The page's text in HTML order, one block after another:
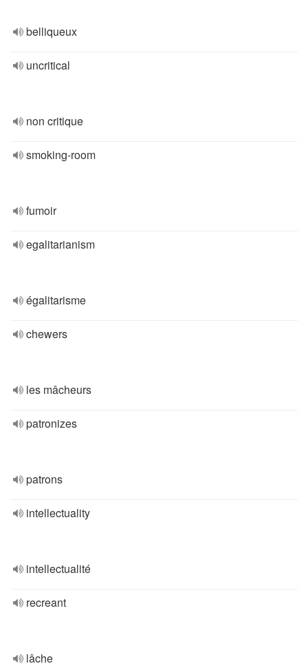
belliqueux
uncritical
non critique
smoking-room
fumoir
egalitarianism
égalitarisme
chewers
les mâcheurs
patronizes
patrons
intellectuality
intellectualité
recreant
lâche